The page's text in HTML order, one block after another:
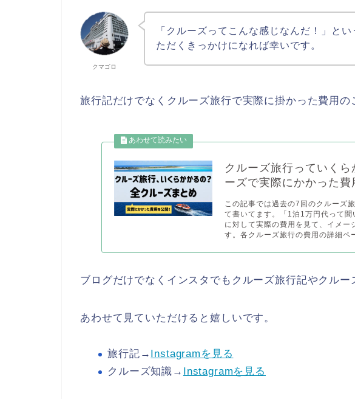
クマゴロ
「クルーズってこんな感じなんだ！」と
ただくきっかけになれば幸いです。
旅行記だけでなくクルーズ旅行で実際に掛かった費用の
クルーズ旅行っていく
ーズで実際にかかった費
この記事では過去の7回のクルーズ
て書いてます。「1泊1万円代って
に対して実際の費用を見て、イメー
す。各クルーズ旅行の費用の詳細ペ
ブログだけでなくインスタでもクルーズ旅行記やクルー
あわせて見ていただけると嬉しいです。
旅行記→ Instagramを見る
クルーズ知識→ Instagramを見る